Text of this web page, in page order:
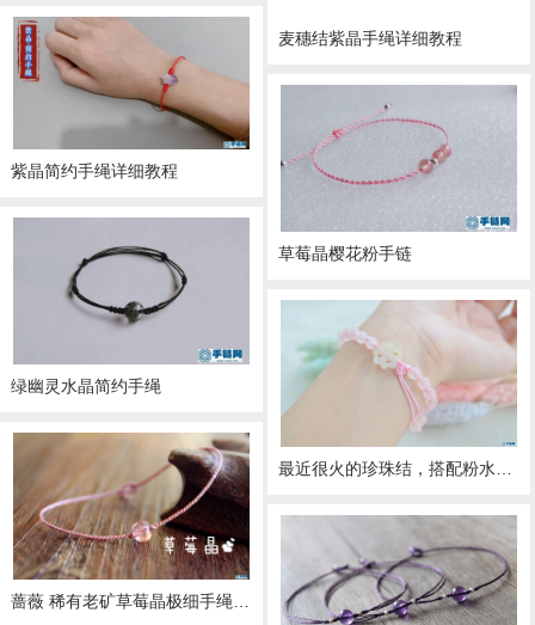
麦穗结紫晶手绳详细教程
紫晶简约手绳详细教程
草莓晶樱花粉手链
绿幽灵水晶简约手绳
最近很火的珍珠结，搭配粉水晶，做出古风手链的感觉
蔷薇 稀有老矿草莓晶极细手绳diy视频教程 女生招桃花手链